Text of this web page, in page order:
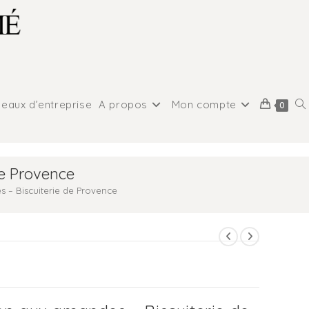
d’entreprise A propos Mon compte 0
Provence
– Biscuiterie de Provence